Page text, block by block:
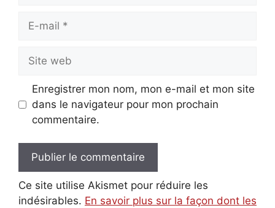
mail
web
Enregistrer mon nom, mon e-mail et mon site
dans le navigateur pour mon prochain
commentaire.
Ce site utilise Akismet pour réduire les
indésirables. En savoir plus sur la façon dont les